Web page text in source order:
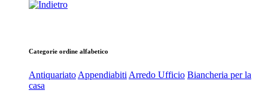
Categorie ordine alfabetico
Antiquariato Appendiabiti Arredo Ufficio Biancheria per la
casa